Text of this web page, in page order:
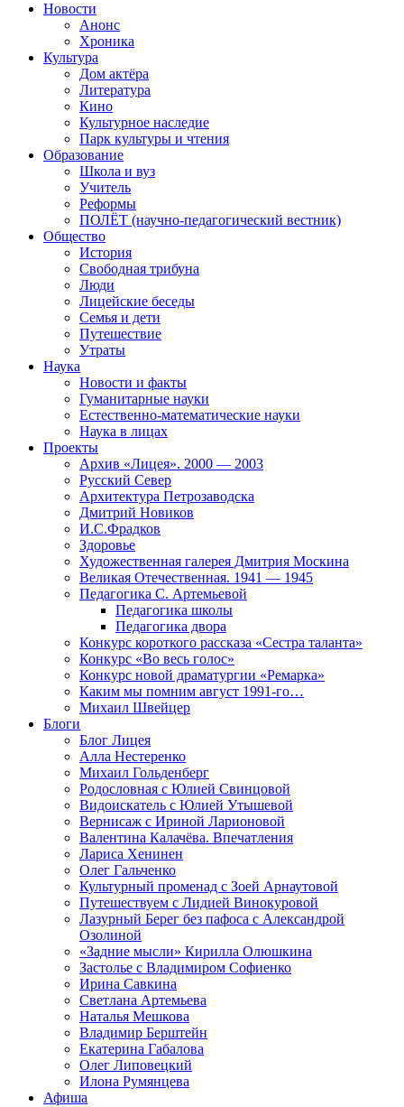
Новости
Анонс
Хроника
Культура
Дом актёра
Литература
Кино
Культурное наследие
Парк культуры и чтения
Образование
Школа и вуз
Учитель
Реформы
ПОЛЁТ (научно-педагогический вестник)
Общество
История
Свободная трибуна
Люди
Лицейские беседы
Семья и дети
Путешествие
Утраты
Наука
Новости и факты
Гуманитарные науки
Естественно-математические науки
Наука в лицах
Проекты
Архив «Лицея». 2000 — 2003
Русский Север
Архитектура Петрозаводска
Дмитрий Новиков
И.С.Фрадков
Здоровье
Художественная галерея Дмитрия Москина
Великая Отечественная. 1941 — 1945
Педагогика С. Артемьевой
Педагогика школы
Педагогика двора
Конкурс короткого рассказа «Сестра таланта»
Конкурс «Во весь голос»
Конкурс новой драматургии «Ремарка»
Каким мы помним август 1991-го…
Михаил Швейцер
Блоги
Блог Лицея
Алла Нестеренко
Михаил Гольденберг
Родословная с Юлией Свинцовой
Видоискатель с Юлией Утышевой
Вернисаж с Ириной Ларионовой
Валентина Калачёва. Впечатления
Лариса Хенинен
Олег Гальченко
Культурный променад с Зоей Арнаутовой
Путешествуем с Лидией Винокуровой
Лазурный Берег без пафоса с Александрой
Озолиной
«Задние мысли» Кирилла Олюшкина
Застолье с Владимиром Софиенко
Ирина Савкина
Светлана Артемьева
Наталья Мешкова
Владимир Берштейн
Екатерина Габалова
Олег Липовецкий
Илона Румянцева
Афиша